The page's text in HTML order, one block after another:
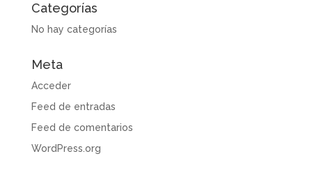
Categorías
No hay categorías
Meta
Acceder
Feed de entradas
Feed de comentarios
WordPress.org